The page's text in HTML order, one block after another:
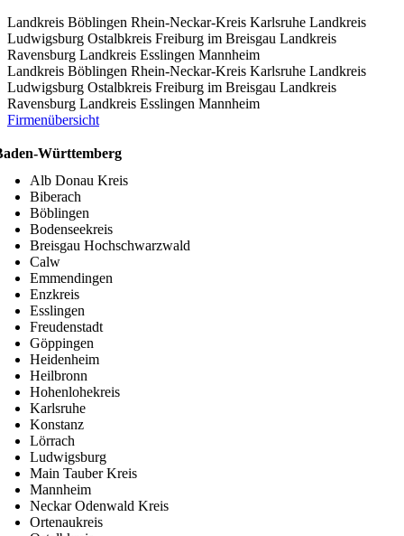
Landkreis Böblingen Rhein-Neckar-Kreis Karlsruhe Landkreis
Ludwigsburg Ostalbkreis Freiburg im Breisgau Landkreis
Ravensburg Landkreis Esslingen Mannheim
Landkreis Böblingen Rhein-Neckar-Kreis Karlsruhe Landkreis
Ludwigsburg Ostalbkreis Freiburg im Breisgau Landkreis
Ravensburg Landkreis Esslingen Mannheim
Firmenübersicht
Württemberg
Alb Donau Kreis
Biberach
Böblingen
Bodenseekreis
Breisgau Hochschwarzwald
Calw
Emmendingen
Enzkreis
Esslingen
Freudenstadt
Göppingen
Heidenheim
Heilbronn
Hohenlohekreis
Karlsruhe
Konstanz
Lörrach
Ludwigsburg
Main Tauber Kreis
Mannheim
Neckar Odenwald Kreis
Ortenaukreis